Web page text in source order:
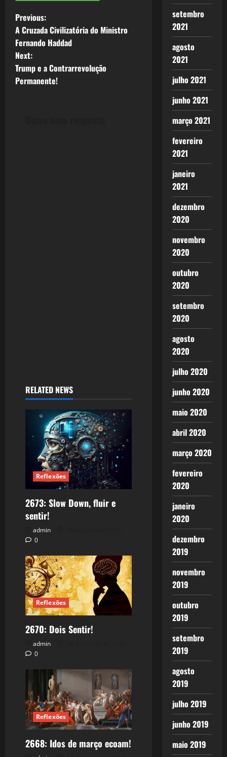
P
o
s
t
Previous:
A Cruzada Civilizatória do Ministro
Fernando Haddad
Next:
Trump e a Contrarrevolução
Permanente!
RELATED NEWS
Reflexões
2673: Slow Down, fluir e
sentir!
admin
0
Reflexões
2670: Dois Sentir!
admin
0
Reflexões
2668: Idos de março ecoam!
setembro
2021
agosto
2021
julho 2021
junho 2021
março 2021
fevereiro
2021
janeiro
2021
dezembro
2020
novembro
2020
outubro
2020
setembro
2020
agosto
2020
julho 2020
junho 2020
maio 2020
abril 2020
março 2020
fevereiro
2020
janeiro
2020
dezembro
2019
novembro
2019
outubro
2019
setembro
2019
agosto
2019
julho 2019
junho 2019
maio 2019